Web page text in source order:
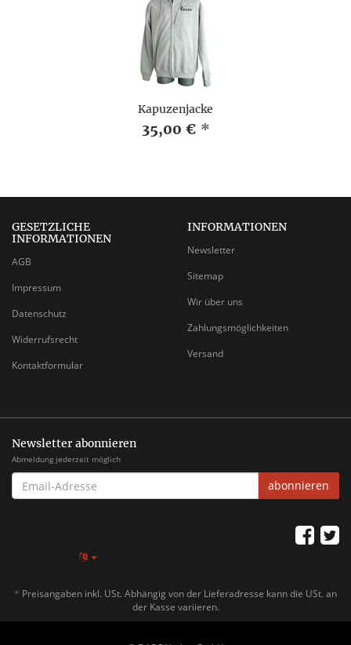
Kapuzenjacke
35,00 € *
GESETZLICHE
INFORMATIONEN
AGB
Impressum
Datenschutz
Widerrufsrecht
Kontaktformular
INFORMATIONEN
Newsletter
Sitemap
Wir über uns
Zahlungsmöglichkeiten
Versand
Newsletter abonnieren
Abmeldung jederzeit möglich
EMAIL-
ADRESSE
abonnieren
* Preisangaben inkl. USt. Abhängig von der Lieferadresse kann die USt. an
der Kasse variieren.